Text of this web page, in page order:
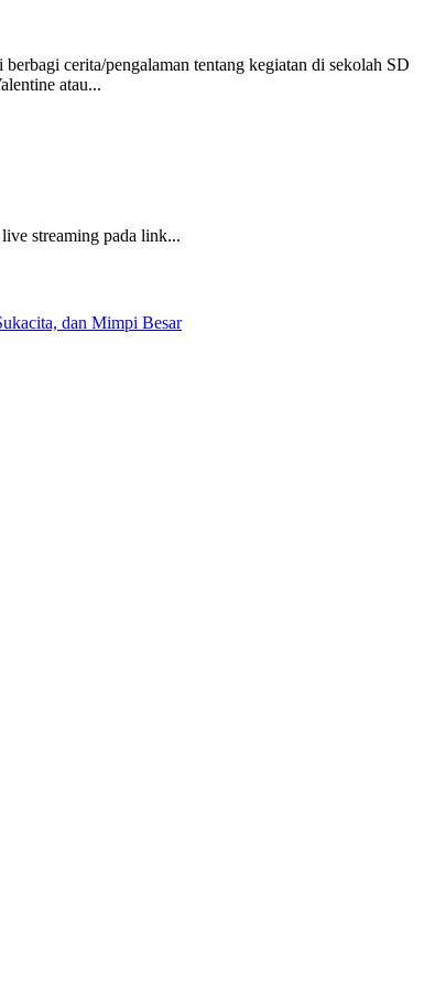
cerita/pengalaman tentang kegiatan di sekolah SD
atau...
streaming pada link...
dan Mimpi Besar